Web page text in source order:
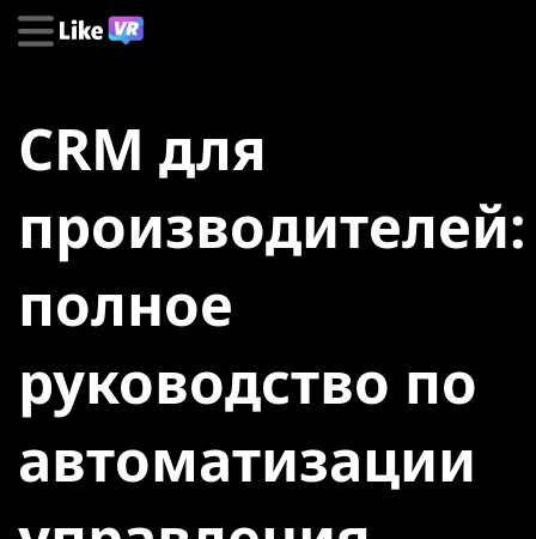
CRM для
производителей:
полное
руководство по
автоматизации